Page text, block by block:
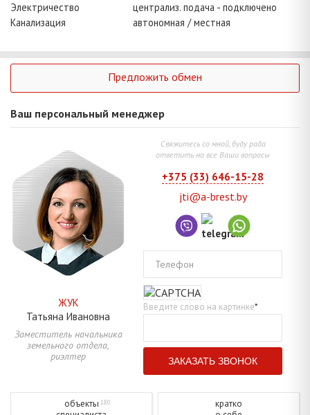
Электричество
централиз. подача - подключено
Канализация
автономная / местная
Предложить обмен
Ваш персональный менеджер
ЖУК
Татьяна Ивановна
Заместитель начальника
земельного отдела,
риэлтер
Свяжитесь со мной, буду рада
ответить на все Ваши вопросы
+375 (33) 646-15-28
jti@a-brest.by
Телефон
Введите слово на картинке*
объекты 180
кратко